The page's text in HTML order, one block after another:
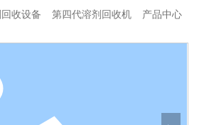
收设备 第四代溶剂回收机 产品中心